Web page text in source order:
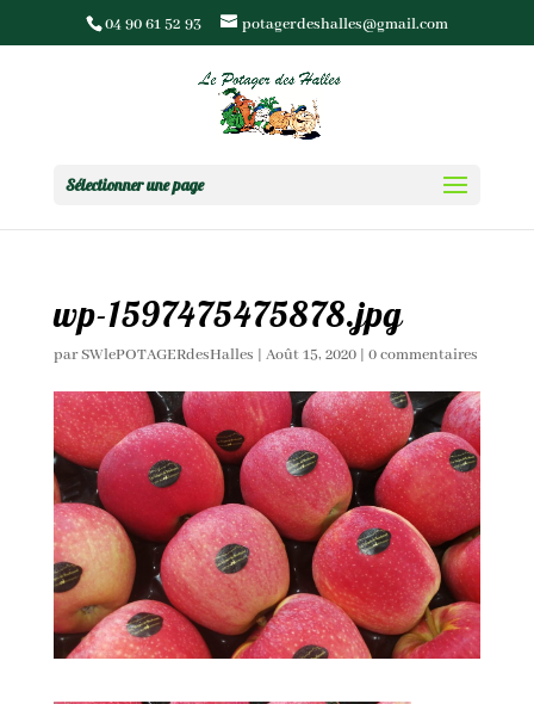
04 90 61 52 93 potagerdeshalles@gmail.com
Sélectionner une page
wp-1597475475878.jpg
parSWlePOTAGERdesHalles | Août 15, 2020| 0 commentaires